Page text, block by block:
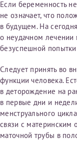
Если беременность
не означает, что
в будущем. На
о неудачном лечении
безуспешной
Следует принять во
функции человека.
в деторождение на
в первые дни и
менструального
связи с материнским
маточной трубы в
Электронная
Номер
Наши
общую
ваших
и мы
скорее.
Я
изменения и
внимательно
заявки.
После отправки
принята». Если
с МЦРМ для
Заявление